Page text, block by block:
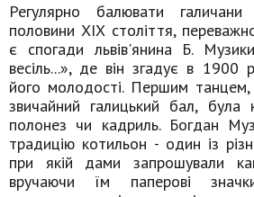
Регулярно балювати
половини ХІХ століття,
є спогади львів'янина Б.
весіль...», де він згадує в 1900
його молодості. Першим танцем,
звичайний галицький бал, була
полонез чи кадриль. Богдан
традицію котильон - один із
при якій дами запрошували
вручаючи їм паперові